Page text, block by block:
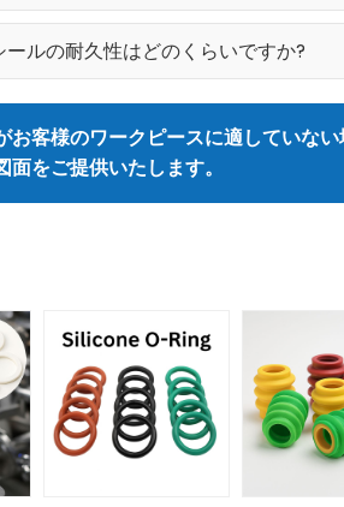
ールの耐久性はどのくらいですか?
お客様のワークピースに適していな
面をご提供いたします。